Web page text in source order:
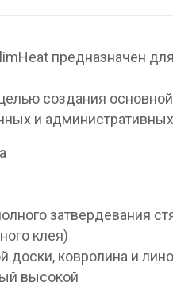
предназначен
создания
и
затвердевания
клея)
доски, ковролина и
высокой